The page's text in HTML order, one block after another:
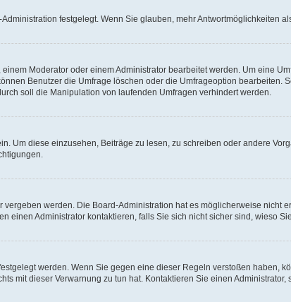
festgelegt. Wenn Sie glauben, mehr Antwortmöglichkeiten
Moderator oder einem Administrator bearbeitet werden. Um eine
Benutzer die Umfrage löschen oder die Umfrageoption
soll die Manipulation von laufenden Umfragen verhindert werden.
Um diese einzusehen, Beiträge zu lesen, zu schreiben oder andere
werden. Die Board-Administration hat es möglicherweise nicht
einen Administrator kontaktieren, falls Sie sich nicht sicher sind, wieso
werden. Wenn Sie gegen eine dieser Regeln verstoßen haben,
mit dieser Verwarnung zu tun hat. Kontaktieren Sie einen